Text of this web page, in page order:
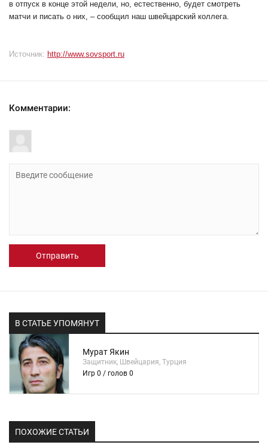
в отпуск в конце этой недели, но, естественно, будет смотреть
матчи и писать о них, – сообщил наш швейцарский коллега.
Источник: http://www.sovsport.ru
Комментарии:
Отправить
В СТАТЬЕ УПОМЯНУТ
Мурат Якин
Защитник, Швейцария, Турция
Игр 0 / голов 0
ПОХОЖИЕ СТАТЬИ